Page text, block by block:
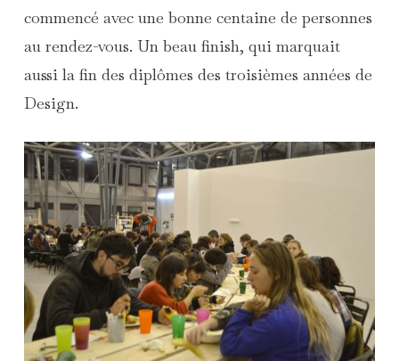
commencé avec une bonne centaine de personnes
au rendez-vous. Un beau finish, qui marquait
aussi la fin des diplômes des troisièmes années de
Design.